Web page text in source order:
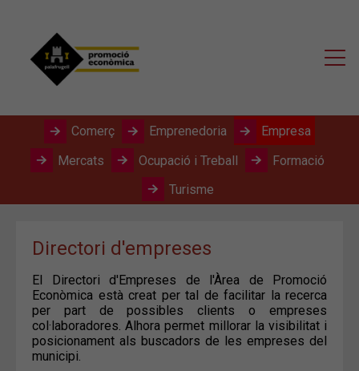
Comerç Emprenedoria
Empresa
Mercats
Ocupació i Treball
Formació
Turisme
Directori d'empreses
El Directori d'Empreses de l'Àrea de Promoció
Econòmica està creat per tal de facilitar la recerca
per part de possibles clients o empreses
col·laboradores. Alhora permet millorar la visibilitat i
posicionament als buscadors de les empreses del
municipi.